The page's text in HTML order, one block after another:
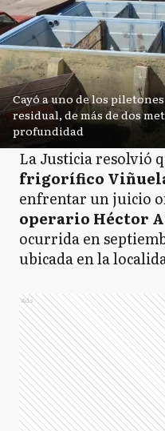
Cayó a uno de los
residual, de más de dos
profundidad
La Justicia resolvió
frigorífico
enfrentar un juicio
operario Héctor
ocurrida en
ubicada en la
Ads